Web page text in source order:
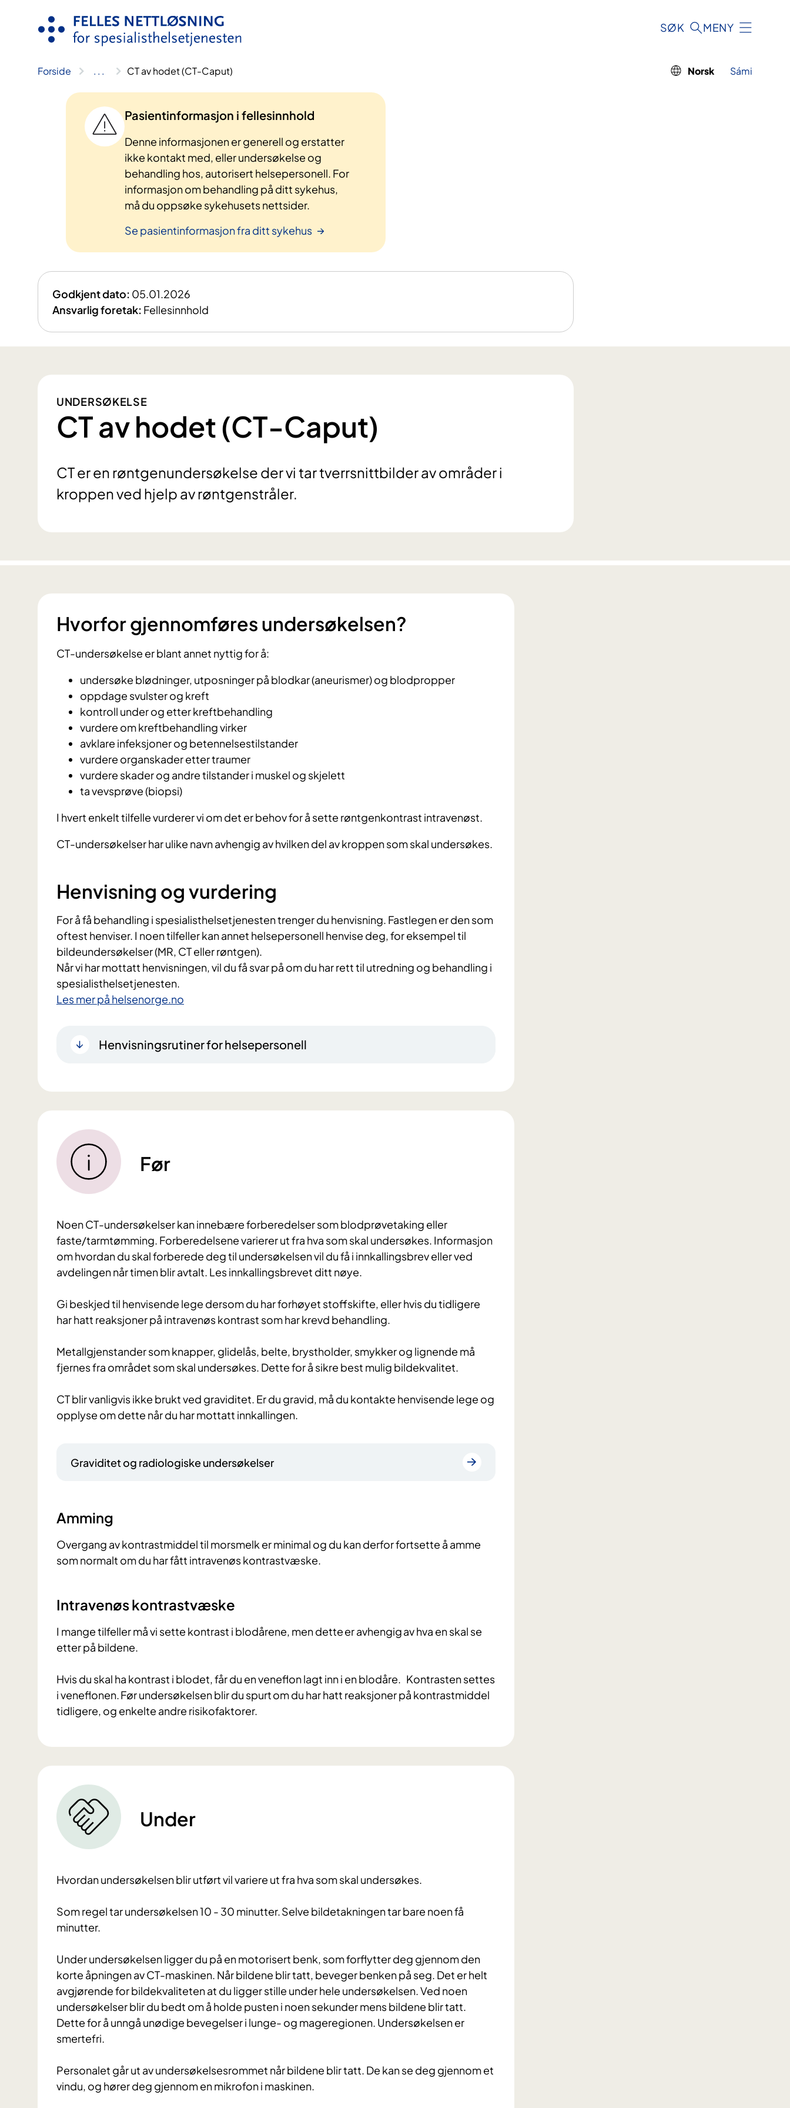
SØK MENY
Forside .. . CT av hodet (CT-Caput) Norsk Sámi
Pasientinformasjon i fellesinnhold
Denne informasjonen er generell og erstatter
ikke kontakt med, eller undersøkelse og
behandling hos, autorisert helsepersonell. For
informasjon om behandling på ditt sykehus,
må du oppsøke sykehusets nettsider.
Se pasientinformasjon fra ditt sykehus
Godkjent dato: 05.01.2026
Ansvarlig foretak: Fellesinnhold
UNDERSØKELSE
CT av hodet (CT-Caput)
CT er en røntgenundersøkelse der vi tar tverrsnittbilder av områder i
kroppen ved hjelp av røntgenstråler.
Hvorfor gjennomføres undersøkelsen?
CT-undersøkelse er blant annet nyttig for å:
undersøke blødninger, utposninger på blodkar (aneurismer) og blodpropper
oppdage svulster og kreft
kontroll under og etter kreftbehandling
vurdere om kreftbehandling virker
avklare infeksjoner og betennelsestilstander
vurdere organskader etter traumer
vurdere skader og andre tilstander i muskel og skjelett
ta vevsprøve (biopsi)
I hvert enkelt tilfelle vurderer vi om det er behov for å sette røntgenkontrast intravenøst.
CT-undersøkelser har ulike navn avhengig av hvilken del av kroppen som skal undersøkes.
Henvisning og vurdering
For å få behandling i spesialisthelsetjenesten trenger du henvisning. Fastlegen er den som
oftest henviser. I noen tilfeller kan annet helsepersonell henvise deg, for eksempel til
bildeundersøkelser (MR, CT eller røntgen).
Når vi har mottatt henvisningen, vil du få svar på om du har rett til utredning og behandling i
spesialisthelsetjenesten.
Les mer på helsenorge.no
Henvisningsrutiner for helsepersonell
Før
Noen CT-undersøkelser kan innebære forberedelser som blodprøvetaking eller
faste/tarmtømming. Forberedelsene varierer ut fra hva som skal undersøkes. Informasjon
om hvordan du skal forberede deg til undersøkelsen vil du få i innkallingsbrev eller ved
avdelingen når timen blir avtalt. Les innkallingsbrevet ditt nøye.
Gi beskjed til henvisende lege dersom du har forhøyet stoffskifte, eller hvis du tidligere
har hatt reaksjoner på intravenøs kontrast som har krevd behandling.
Metallgjenstander som knapper, glidelås, belte, brystholder, smykker og lignende må
fjernes fra området som skal undersøkes. Dette for å sikre best mulig bildekvalitet.
CT blir vanligvis ikke brukt ved graviditet. Er du gravid, må du kontakte henvisende lege og
opplyse om dette når du har mottatt innkallingen.
Graviditet og radiologiske undersøkelser
Amming
Overgang av kontrastmiddel til morsmelk er minimal og du kan derfor fortsette å amme
som normalt om du har fått intravenøs kontrastvæske.
Intravenøs kontrastvæske
I mange tilfeller må vi sette kontrast i blodårene, men dette er avhengig av hva en skal se
etter på bildene.
Hvis du skal ha kontrast i blodet, får du en veneflon lagt inn i en blodåre. Kontrasten settes
i veneflonen. Før undersøkelsen blir du spurt om du har hatt reaksjoner på kontrastmiddel
tidligere, og enkelte andre risikofaktorer.
Under
Hvordan undersøkelsen blir utført vil variere ut fra hva som skal undersøkes.
Som regel tar undersøkelsen 10 - 30 minutter. Selve bildetakningen tar bare noen få
minutter.
Under undersøkelsen ligger du på en motorisert benk, som forflytter deg gjennom den
korte åpningen av CT-maskinen. Når bildene blir tatt, beveger benken på seg. Det er helt
avgjørende for bildekvaliteten at du ligger stille under hele undersøkelsen. Ved noen
undersøkelser blir du bedt om å holde pusten i noen sekunder mens bildene blir tatt.
Dette for å unngå unødige bevegelser i lunge- og mageregionen. Undersøkelsen er
smertefri.
Personalet går ut av undersøkelsesrommet når bildene blir tatt. De kan se deg gjennom et
vindu, og hører deg gjennom en mikrofon i maskinen.